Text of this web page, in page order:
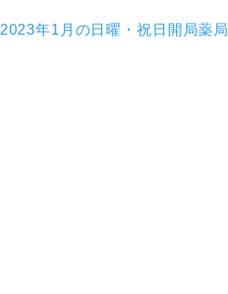
2023年1月の日曜・祝日開局薬局